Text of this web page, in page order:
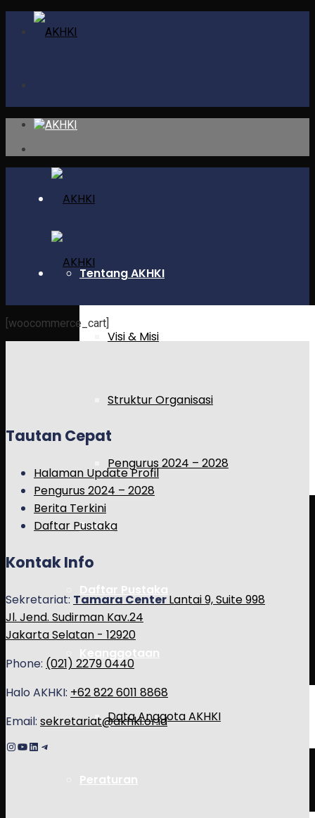
Tentang AKHKI
Visi & Misi
Struktur Organisasi
Pengurus 2024 – 2028
Berita
Daftar Pustaka
Keanggotaan
Data Anggota AKHKI
Peraturan
[woocommerce_cart]
Tautan Cepat
Halaman Update Profil
Pengurus 2024 – 2028
Berita Terkini
Daftar Pustaka
Kontak Info
Sekretariat: Tamara CenterLantai 9, Suite 998
Jl. Jend. Sudirman Kav.24
Jakarta Selatan - 12920
Phone: (021) 2279 0440
Halo AKHKI: +62 822 6011 8868
Email: sekretariat@akhki.or.id
Instagram
YouTube
LinkedIn
Telegram